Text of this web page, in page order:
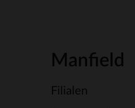
Manfield
Filialen